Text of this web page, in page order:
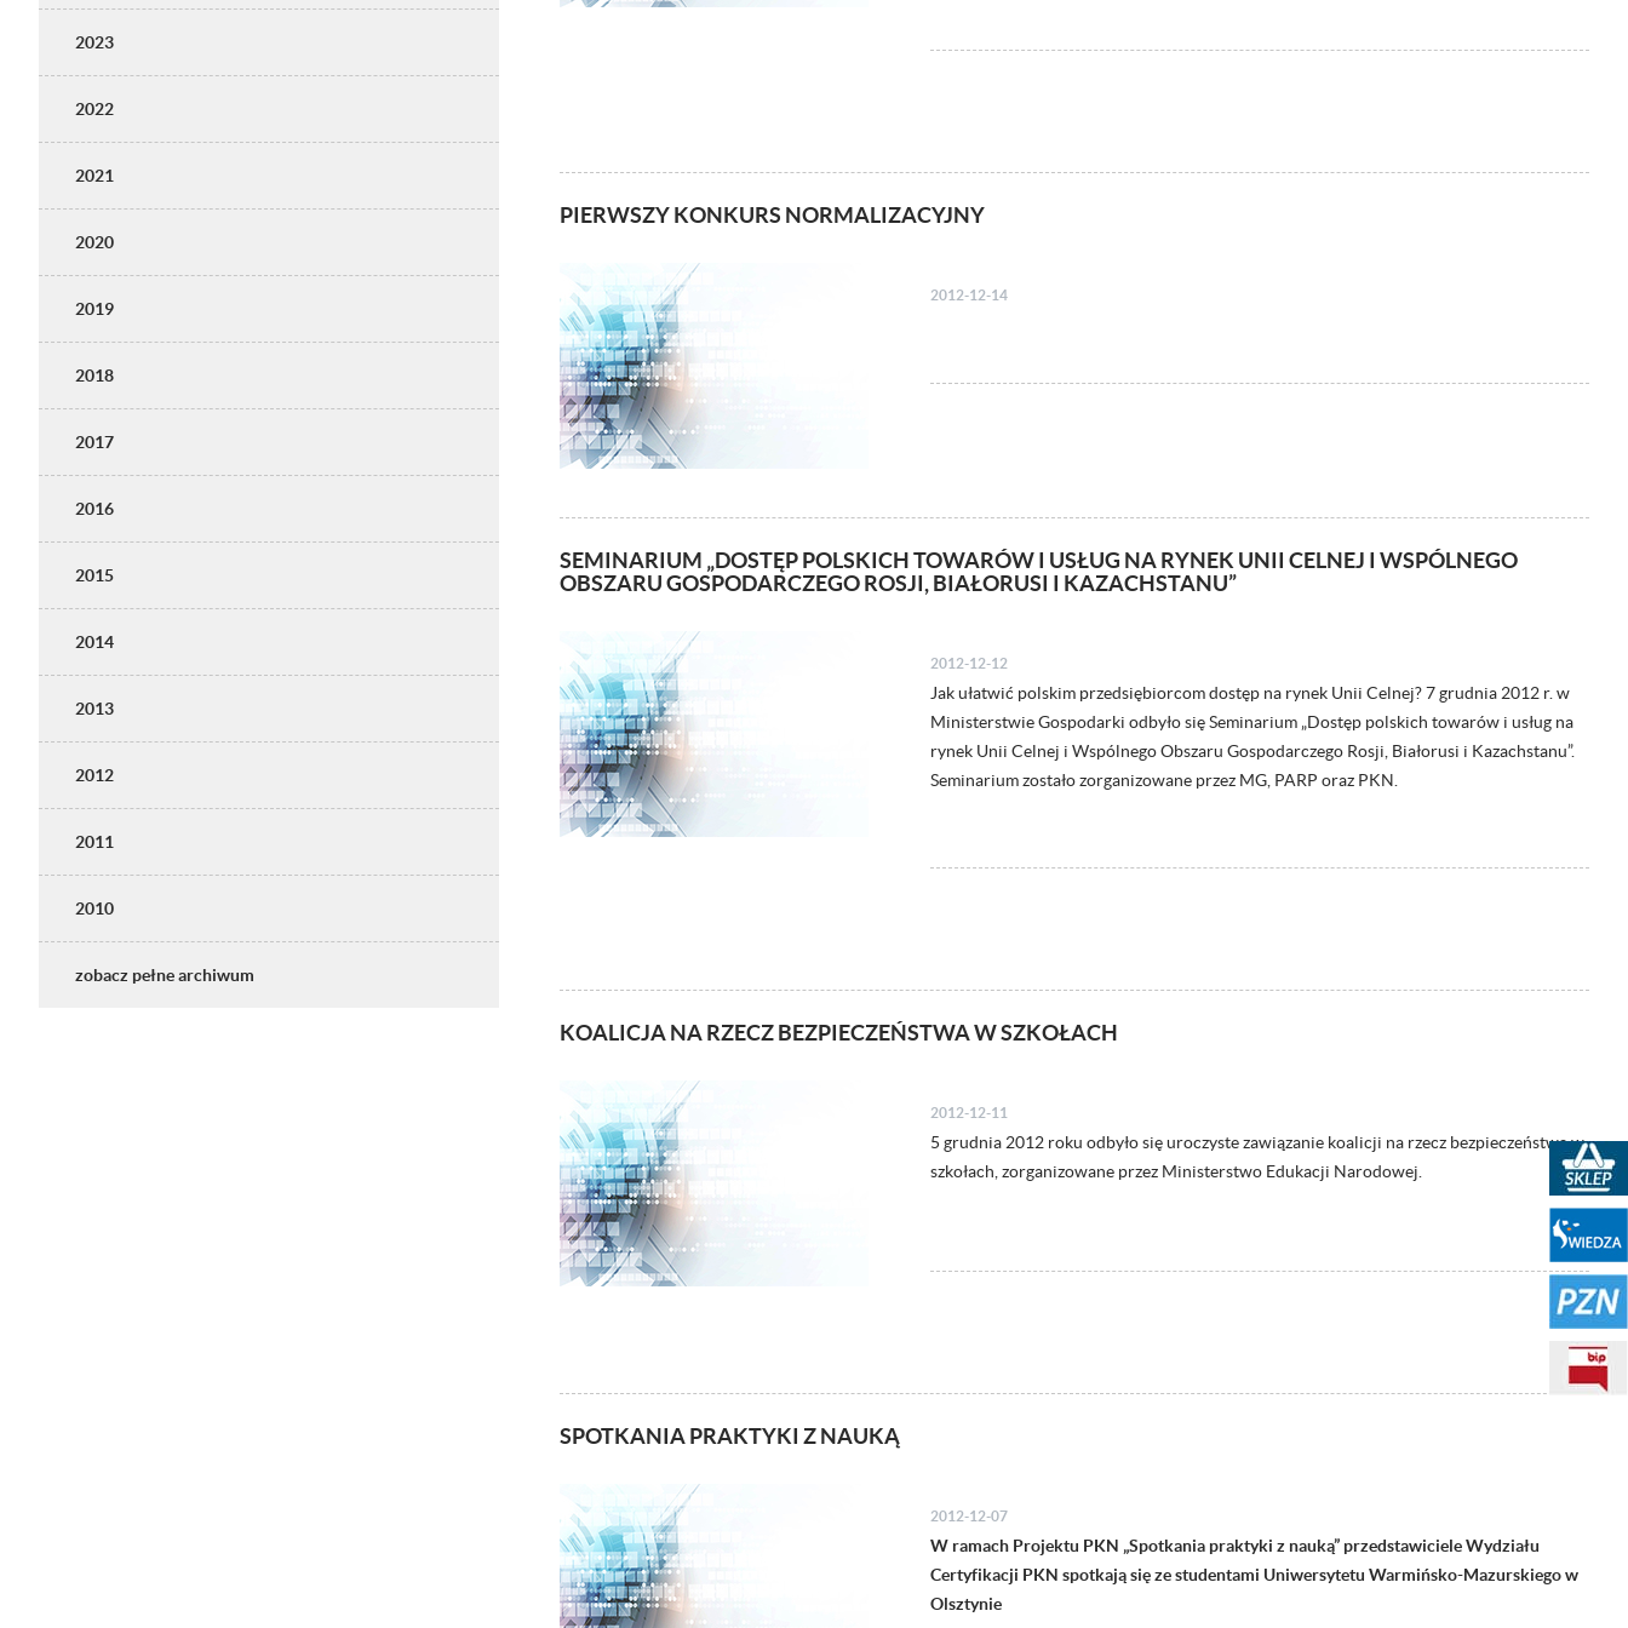
PIERWSZY KONKURS NORMALIZACYJNY
2012-12-14
SEMINARIUM „DOSTĘP POLSKICH TOWARÓW I USŁUG NA RYNEK UNII CELNEJ I WSPÓLNEGO
OBSZARU GOSPODARCZEGO ROSJI, BIAŁORUSI I KAZACHSTANU”
2012-12-12
Jak ułatwić polskim przedsiębiorcom dostęp na rynek Unii Celnej? 7 grudnia 2012 r. w
Ministerstwie Gospodarki odbyło się Seminarium „Dostęp polskich towarów i usług na
rynek Unii Celnej i Wspólnego Obszaru Gospodarczego Rosji, Białorusi i Kazachstanu”.
Seminarium zostało zorganizowane przez MG, PARP oraz PKN.
KOALICJA NA RZECZ BEZPIECZEŃSTWA W SZKOŁACH
2012-12-11
5 grudnia 2012 roku odbyło się uroczyste zawiązanie koalicji na rzecz bezpieczeństwa w
szkołach, zorganizowane przez Ministerstwo Edukacji Narodowej.
SPOTKANIA PRAKTYKI Z NAUKĄ
2012-12-07
W ramach Projektu PKN „Spotkania praktyki z nauką” przedstawiciele Wydziału
Certyfikacji PKN spotkają się ze studentami Uniwersytetu Warmińsko-Mazurskiego w
Olsztynie
2023
2022
2021
2020
2019
2018
2017
2016
2015
2014
2013
2012
2011
2010
zobacz pełne archiwum
Sklep PKN